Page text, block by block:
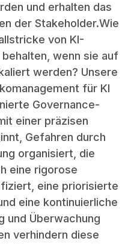
und erhalten das
der Stakeholder.Wie
von KI-
wenn sie auf
werden? Unsere
für KI
Governance-
einer präzisen
Gefahren durch
organisiert, die
eine rigorose
eine priorisierte
eine kontinuierliche
und Überwachung
verhindern diese